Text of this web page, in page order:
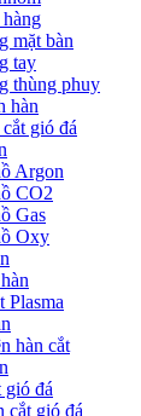
mặt bàn
tay
thùng phuy
hàn
gió đá
Argon
CO2
Gas
Oxy
Plasma
hàn cắt
gió đá
cắt gió đá